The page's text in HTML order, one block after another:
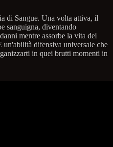
di Sangue. Una volta attiva, il
sanguigna, diventando
mentre assorbe la vita dei
difensiva universale che
in quei brutti momenti in